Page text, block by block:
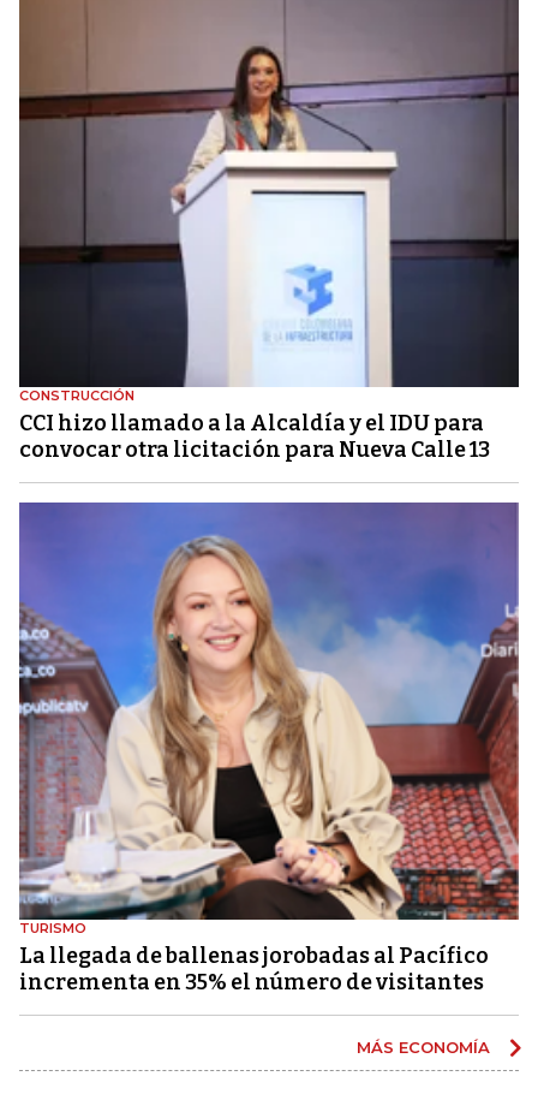
CONSTRUCCIÓN
CCI hizo llamado a la Alcaldía y el IDU para
convocar otra licitación para Nueva Calle 13
TURISMO
La llegada de ballenas jorobadas al Pacífico
incrementa en 35% el número de visitantes
MÁS ECONOMÍA